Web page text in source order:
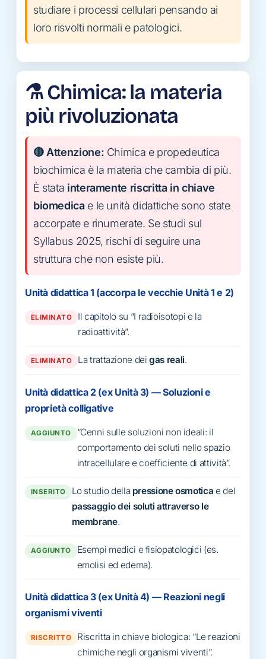
studiare i processi cellulari pensando ai
loro risvolti normali e patologici.
⚗️ Chimica: la materia
più rivoluzionata
🔴 Attenzione: Chimica e propedeutica
biochimica è la materia che cambia di più.
È stata interamente riscritta in chiave
biomedicae le unità didattiche sono state
accorpate e rinumerate. Se studi sul
Syllabus 2025, rischi di seguire una
struttura che non esiste più.
Unità didattica 1 (accorpa le vecchie Unità 1 e 2)
ELIMINATO
Il capitolo su “I radioisotopi e la
radioattività”.
ELIMINATO La trattazione deigas reali.
Unità didattica 2 (ex Unità 3) — Soluzioni e
proprietà colligative
AGGIUNTO
“Cenni sulle soluzioni non ideali: il
comportamento dei soluti nello spazio
intracellulare e coefficiente di attività”.
INSERITO Lo studio della pressione osmotica e del
passaggio dei soluti attraverso le
membrane.
AGGIUNTO
Esempi medici e fisiopatologici (es.
emolisi ed edema).
Unità didattica 3 (ex Unità 4) — Reazioni negli
organismi viventi
RISCRITTO
Riscritta in chiave biologica: “Le reazioni
chimiche negli organismi viventi”.